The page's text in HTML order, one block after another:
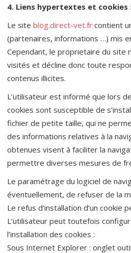
4. Liens hypertextes et cookies
Le site blog.direct-vet.fr contient
(partenaires, informations …) mis
Cependant, le proprietaire du site
visités et décline donc toute
contenus illicites.
L’utilisateur est informé que lors
cookies sont susceptible de
fichier de petite taille, qui ne
des informations relatives à la
obtenues visent à faciliter la
permettre diverses mesures de
Le paramétrage du logiciel de
éventuellement, de refuser de la
Le refus d’installation d’un cookie
L’utilisateur peut toutefois
l’installation des cookies :
Sous Internet Explorer : onglet